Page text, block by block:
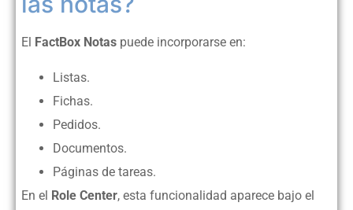
El FactBox Notas puede incorporarse en:
Listas.
Fichas.
Pedidos.
Documentos.
Páginas de tareas.
En el Role Center, esta funcionalidad aparece bajo el